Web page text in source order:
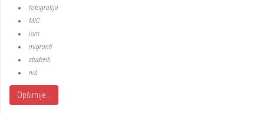
fotografija
MIC
iom
migranti
studenti
niš
Opširnije...